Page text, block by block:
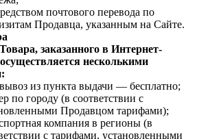
почтового перевода по
Продавца, указанным на Сайте.
заказанного в Интернет-
несколькими
из пункта выдачи — бесплатно;
по городу (в соответствии с
Продавцом тарифами);
компания в регионы (в
с тарифами, установленными